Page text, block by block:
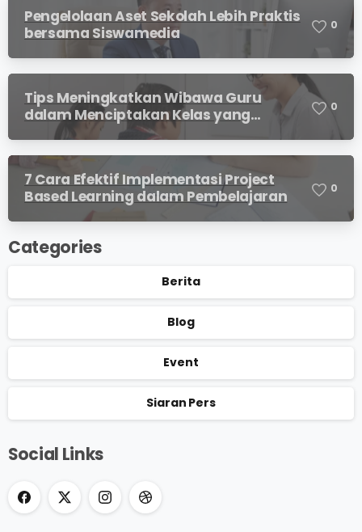
Pengelolaan Aset Sekolah Lebih Praktis
bersama Siswamedia
0
Tips Meningkatkan Wibawa Guru
dalam Menciptakan Kelas yang
Kondusif
0
7 Cara Efektif Implementasi Project
Based Learning dalam Pembelajaran
0
Categories
Berita
Blog
Event
Siaran Pers
Social Links